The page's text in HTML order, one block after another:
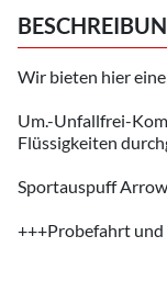
Wir bieten hier
Um.-Unfallfrei-
Flüssigkeiten
Sportauspuff
+++Probefahrt